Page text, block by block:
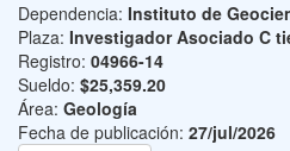
Dependencia: Instituto de
Plaza: Investigador Asociado C
Registro: 04966-14
Sueldo: $25,359.20
Área: Geología
Fecha de publicación: 27/jul/2026